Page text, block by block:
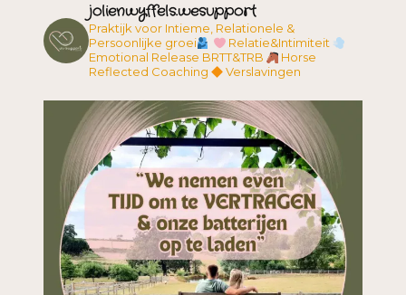
jolienwyffels.wesupport
Praktijk voor Intieme, Relationele &
Persoonlijke groei
Relatie&Intimiteit
Emotional Release BRTT&TRB
Horse
Reflected Coaching
Verslavingen